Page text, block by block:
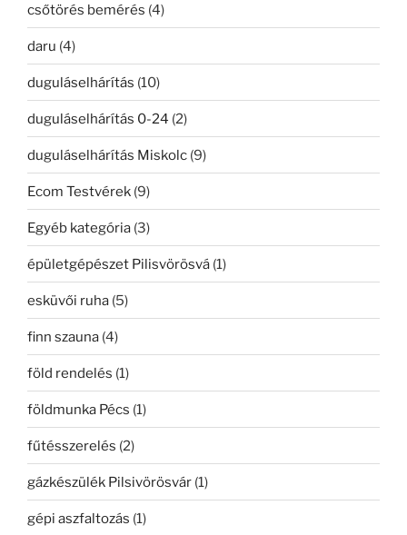
csőtörés bemérés (4)
daru (4)
duguláselhárítás (10)
duguláselhárítás 0-24 (2)
duguláselhárítás Miskolc (9)
Ecom Testvérek (9)
Egyéb kategória (3)
épületgépészet Pilisvörösvá (1)
esküvői ruha (5)
finn szauna (4)
föld rendelés (1)
földmunka Pécs (1)
fűtésszerelés (2)
gázkészülék Pilsivörösvár (1)
gépi aszfaltozás (1)